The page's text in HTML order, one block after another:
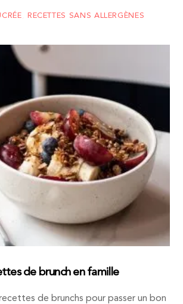
RECETTES SANS ALLERGÈNES
de brunch en famille
de brunchs pour passer un bon